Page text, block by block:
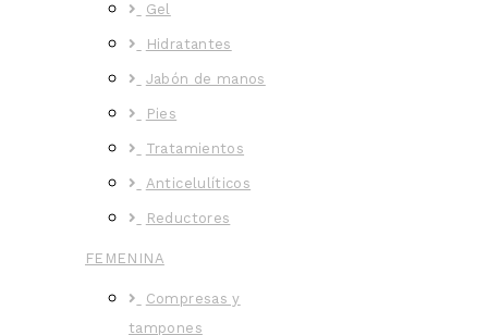
Gel
Hidratantes
Jabón de manos
Pies
Tratamientos
Anticelulíticos
Reductores
FEMENINA
Compresas y
tampones